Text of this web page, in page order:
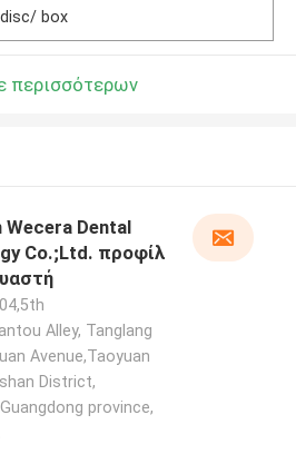
box
περισσότερων
Wecera Dental
Co.;Ltd. προφίλ
Alley, Tanglang
Avenue,Taoyuan
District,
province,